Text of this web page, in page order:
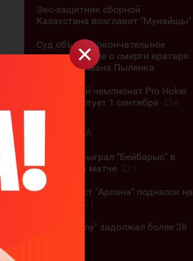
Экс-защитник сборной
Казахстана возглавит "Мунайшы"
Суд объявил окончательное
решение в деле о смерти вратаря
"Торпедо" Ивана Пыленка
Регулярный чемпионат Pro Hokei
Ligasy стартует 1 сентября
6
2 АВГУСТА
"Номад" обыграл "Бейбарыс" в
повторном матче
1
Хоккеист "Арлана" поднялся на
1
ЖХК "Айсулу" задолжал более 38